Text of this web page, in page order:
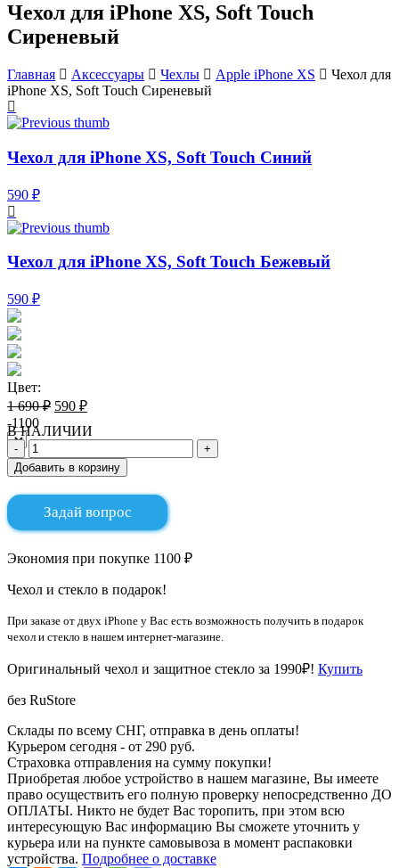
Чехол для iPhone XS, Soft Touch
Сиреневый
Главная Аксессуары Чехлы Apple iPhone XS
Чехол для
iPhone XS, Soft Touch Сиреневый
Чехол для iPhone XS, Soft Touch Синий
590 ₽
Чехол для iPhone XS, Soft Touch Бежевый
590 ₽
Цвет:
1 690 ₽ 590 ₽
-1100
В НАЛИЧИИ
Добавить в корзину
Задай вопрос
Экономия при покупке 1100 ₽
Чехол и стекло в подарок!
При заказе от двух iPhone у Вас есть возможность получить в подарок
чехол и стекло в нашем интернет-магазине.
Оригинальный чехол и защитное стекло за 1990₽! Купить
без RuStore
Склады по всему СНГ, отправка в день оплаты!
Курьером сегодня - от 290 руб.
Страховка отправления на сумму покупки!
Приобретая любое устройство в нашем магазине, Вы имеете
право осуществить его полную проверку непосредственно ДО
ОПЛАТЫ. Никто не будет Вас торопить, при этом всю
интересующую Вас информацию Вы сможете уточнить у
курьера или на пункте самовывоза в момент распаковки
устройства. Подробнее о доставке